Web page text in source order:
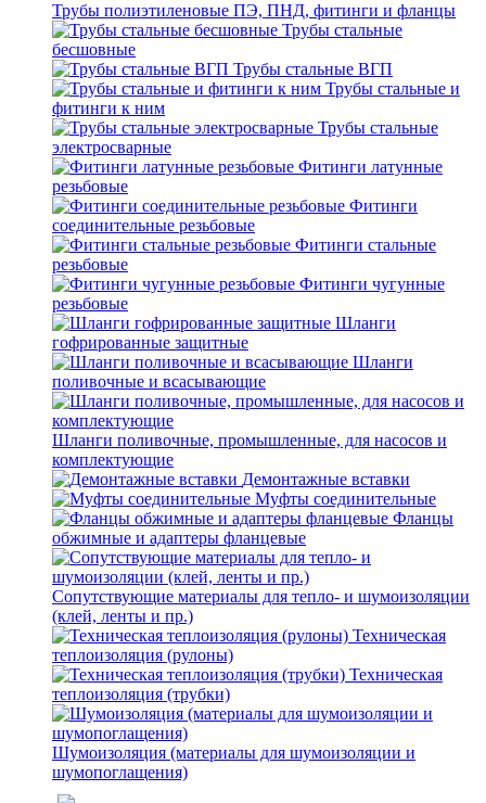
Трубы полиэтиленовые ПЭ, ПНД, фитинги и фланцы
Трубы стальные
бесшовные
Трубы стальные ВГП
Трубы стальные и
фитинги к ним
Трубы стальные
электросварные
Фитинги латунные
резьбовые
Фитинги
соединительные резьбовые
Фитинги стальные
резьбовые
Фитинги чугунные
резьбовые
Шланги
гофрированные защитные
Шланги
поливочные и всасывающие
Шланги поливочные, промышленные, для насосов и
комплектующие
Демонтажные вставки
Муфты соединительные
Фланцы
обжимные и адаптеры фланцевые
Сопутствующие материалы для тепло- и шумоизоляции
(клей, ленты и пр.)
Техническая
теплоизоляция (рулоны)
Техническая
теплоизоляция (трубки)
Шумоизоляция (материалы для шумоизоляции и
шумопоглащения)